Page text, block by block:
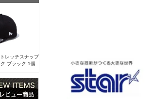
レッチスナップ
ブラック 1個